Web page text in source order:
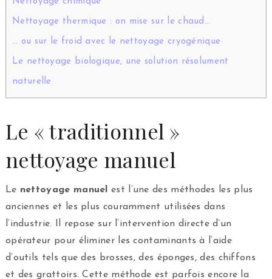
Nettoyage thermique : on mise sur le chaud…
… ou sur le froid avec le nettoyage cryogénique
Le nettoyage biologique, une solution résolument
naturelle
Le « traditionnel »
nettoyage manuel
Le nettoyage manuel
est l’une des méthodes les plus
anciennes et les plus couramment utilisées dans
l’industrie. Il repose sur l’intervention directe d’un
opérateur pour éliminer les contaminants à l’aide
d’outils tels que des brosses, des éponges, des chiffons
et des grattoirs. Cette méthode est parfois encore la